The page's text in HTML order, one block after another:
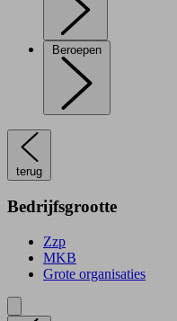
Beroepen
terug
Bedrijfsgrootte
Zzp
MKB
Grote organisaties